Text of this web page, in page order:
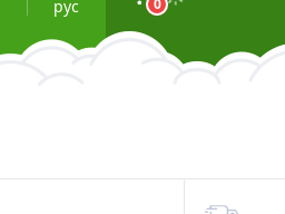
Флаконы для косметики
рус
0